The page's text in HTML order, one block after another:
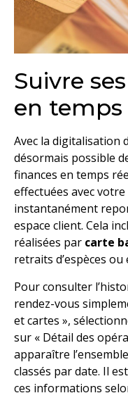
Suivre
en temps
Avec la digitalisation
désormais possible
finances en temps
effectuées avec
instantanément
espace client. Cela
réalisées par carte
retraits d’espèces
Pour consulter
rendez-vous
et cartes »,
sur « Détail des
apparaître
classés par date. Il
ces informations